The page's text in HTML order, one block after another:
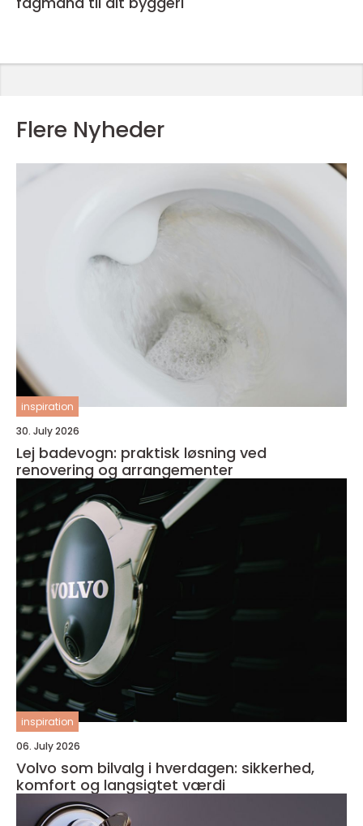
Flere Nyheder
inspiration
30. July 2026
Lej badevogn: praktisk løsning ved
renovering og arrangementer
inspiration
06. July 2026
Volvo som bilvalg i hverdagen: sikkerhed,
komfort og langsigtet værdi